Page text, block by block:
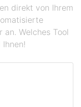
direkt von Ihrem
Welches Tool